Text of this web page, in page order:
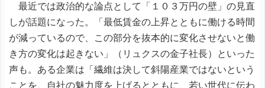
最近では政治的な論点として「１０３万円の壁」の見直
しが話題になった。「最低賃金の上昇とともに働ける時間
が減っているので、この部分を抜本的に変化させないと働
き方の変化は起きない」（リュクスの金子社長）といった
声も。ある企業は「繊維は決して斜陽産業ではないという
ことを、自社の魅力度を上げるとともに、若い世代に伝わ